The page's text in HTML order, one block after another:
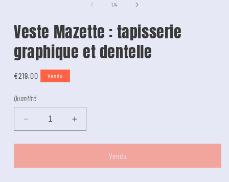
1/de4
Veste Mazette : tapisserie
graphique et dentelle
Tarif
€219,00 Vendu
Quantité
Diminuer
la
quantité
Veste
Augmenter
la
quantité
Veste
Vendu